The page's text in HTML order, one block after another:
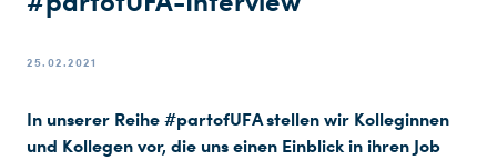
25.02.2021
In unserer Reihe #partofUFA stellen wir Kolleginnen
und Kollegen vor, die uns einen Einblick in ihren Job